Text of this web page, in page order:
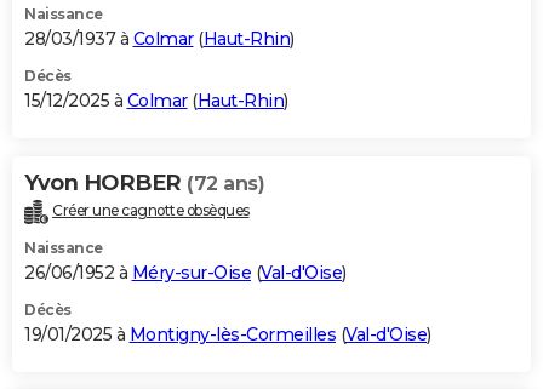
Naissance
28/03/1937 à Colmar(Haut-Rhin)
Décès
15/12/2025 à Colmar(Haut-Rhin)
Yvon HORBER (72 ans)
Créer une cagnotte obsèques
Naissance
26/06/1952 à Méry-sur-Oise (Val-d'Oise)
Décès
19/01/2025 à Montigny-lès-Cormeilles (Val-d'Oise)